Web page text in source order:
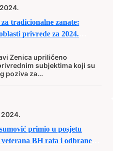
tradicionalne zanate:
privrede za 2024.
Zenica upriličeno
subjektima koji su
poziva za...
2024.
primio u posjetu
BH rata i odbrane